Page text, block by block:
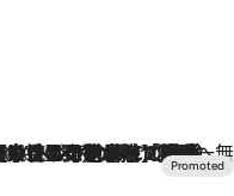
星野リゾート】唯一無二。癒しと発見が待つ場所へ
2026.8.7
足水浴】ヒノキの香りに包まれて涼感マックス！約13℃の湧水かけ流しを避暑地「星野温泉 トンボの湯」で体験